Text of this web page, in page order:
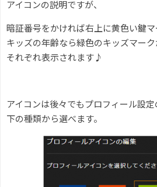
アイコンの説明ですが、
暗証番号をかければ右上に黄色い鍵マ
キッズの年齢なら緑色のキッズマーク
それぞれ表示されます♪
アイコンは後々でもプロフィール設
下の種類から選べます。